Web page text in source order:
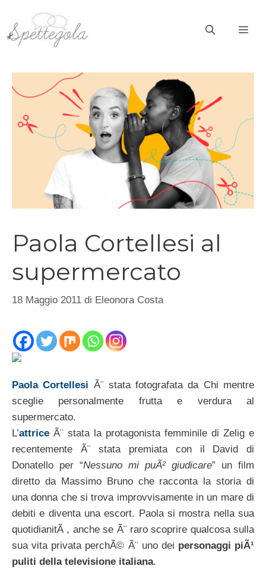
contenuto
Paola Cortellesi al
supermercato
18 Maggio 2011 di Eleonora Costa
Paola Cortellesi Ã¨ stata fotografata da Chi mentre
sceglie personalmente frutta e verdura al
supermercato.
L’attrice Ã¨ stata la protagonista femminile di Zelig e
recentemente Ã¨ stata premiata con il David di
Donatello per “Nessuno mi puÃ² giudicare” un film
diretto da Massimo Bruno che racconta la storia di
una donna che si trova improvvisamente in un mare di
debiti e diventa una escort. Paola si mostra nella sua
quotidianitÃ , anche se Ã¨ raro scoprire qualcosa sulla
sua vita privata perchÃ© Ã¨ uno dei personaggi piÃ¹
puliti della televisione italiana.